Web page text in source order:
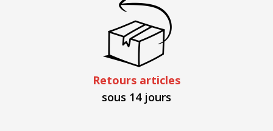
Retours articles
sous 14 jours